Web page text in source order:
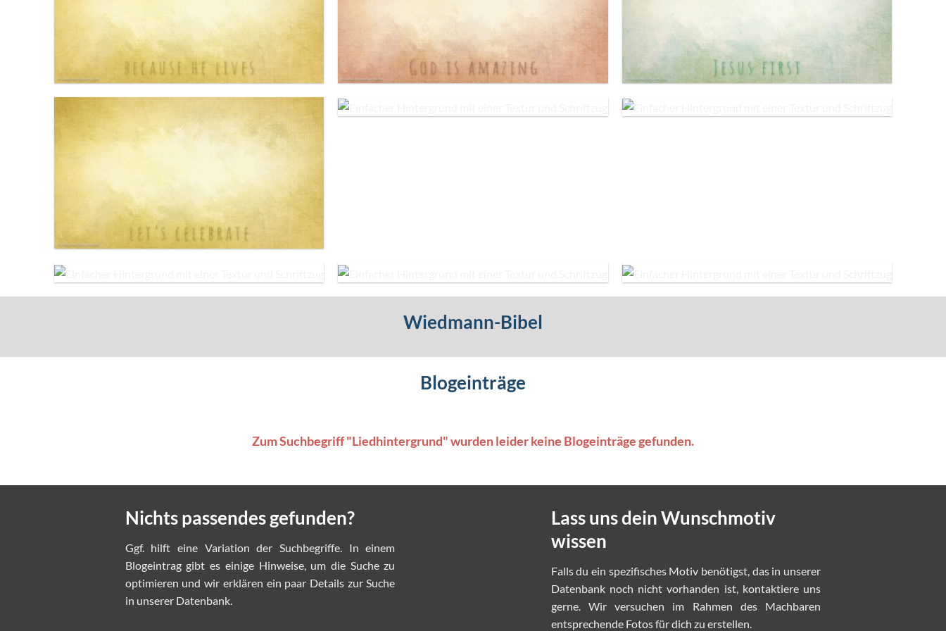
Wiedmann-Bibel
Blogeinträge
Zum Suchbegriff "Liedhintergrund" wurden leider keine Blogeinträge gefunden.
Nichts passendes gefunden?
Ggf. hilft eine Variation der Suchbegriffe. In einem
Blogeintrag gibt es einige Hinweise, um die Suche zu
optimieren und wir erklären ein paar Details zur Suche
in unserer Datenbank.
Lass uns dein Wunschmotiv
wissen
Falls du ein spezifisches Motiv benötigst, das in unserer
Datenbank noch nicht vorhanden ist, kontaktiere uns
gerne. Wir versuchen im Rahmen des Machbaren
entsprechende Fotos für dich zu erstellen.